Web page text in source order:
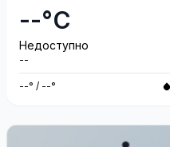
--°C
Недоступно
--
--° / --°